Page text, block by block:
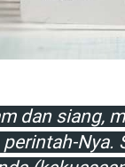
dan siang,
Nya.